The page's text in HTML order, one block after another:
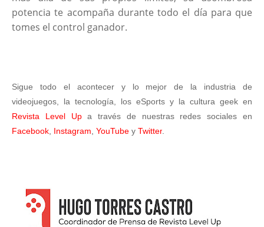
potencia te acompaña durante todo el día para que
tomes el control ganador.
Sigue todo el acontecer y lo mejor de la industria de
videojuegos, la tecnología, los eSports y la cultura geek en
Revista Level Up
a través de nuestras redes sociales en
Facebook, Instagram, YouTube y Twitter.